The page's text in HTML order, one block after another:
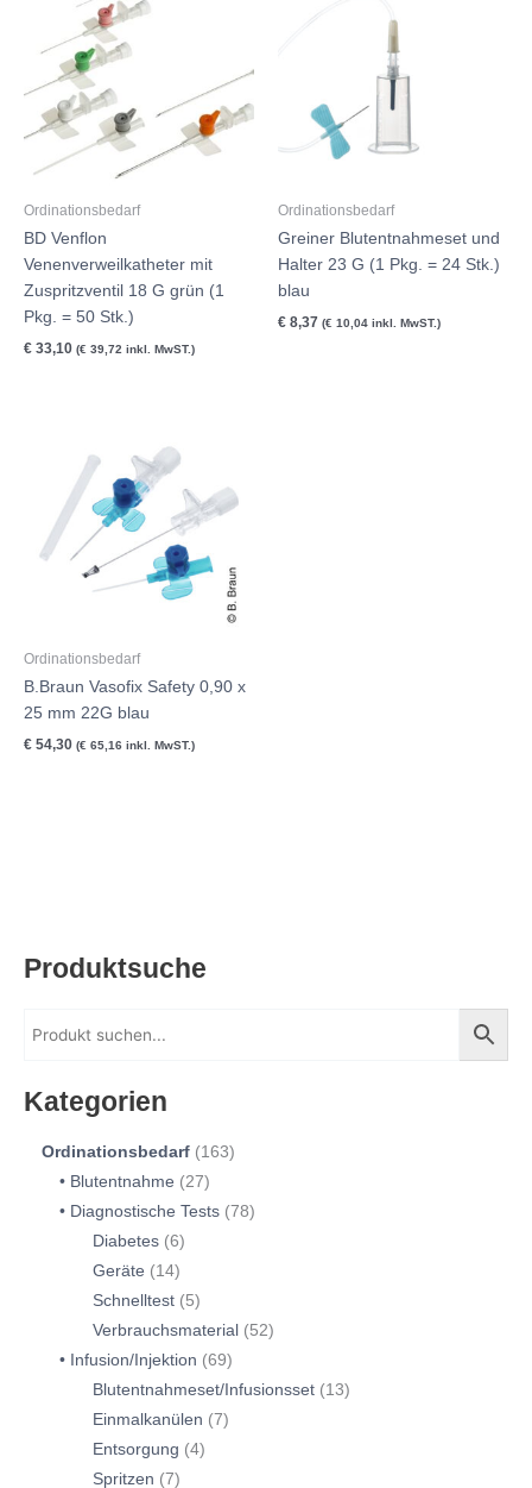
Produktsuche
Kategorien
Ordinationsbedarf
163
Blutentnahme
27
Diagnostische Tests 78
Diabetes 6
Geräte
14
Schnelltest
5
Verbrauchsmaterial
52
Infusion/Injektion
69
Blutentnahmeset/Infusionsset
13
Einmalkanülen
7
Entsorgung
4
Spritzen
7
Ordinationsbedarf
BD Venflon
Venenverweilkatheter mit
Zuspritzventil 18 G grün (1
Pkg. = 50 Stk.)
€ 33,10 (€ 39,72 inkl. MwST.)
Ordinationsbedarf
Greiner Blutentnahmeset und
Halter 23 G (1 Pkg. = 24 Stk.)
blau
€ 8,37 (€ 10,04 inkl. MwST.)
Ordinationsbedarf
B.Braun Vasofix Safety 0,90 x
25 mm 22G blau
€ 54,30 (€ 65,16 inkl. MwST.)